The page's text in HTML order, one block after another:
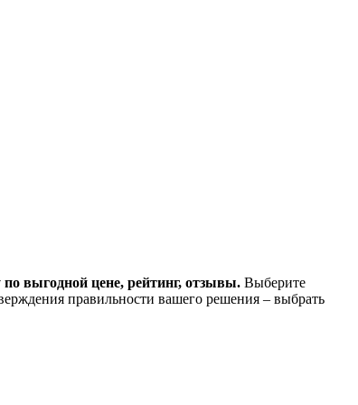
выгодной цене, рейтинг, отзывы. Выберите
правильности вашего решения – выбрать